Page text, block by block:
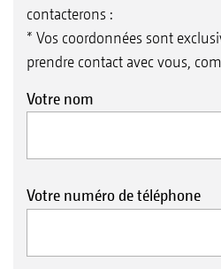
contacterons :
* Vos coordonnées sont
prendre contact avec vous,
Votre nom
Votre numéro de téléphone